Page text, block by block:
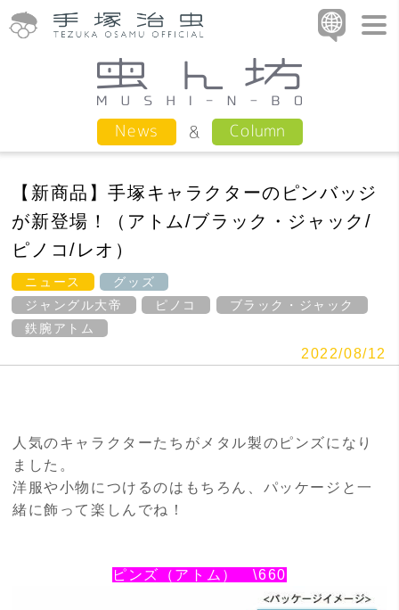
News Column
【新商品】手塚キャラクターのピンバッジ
が新登場！（アトム/ブラック・ジャック/
ピノコ/レオ）
ニュース
グッズ
ジャングル大帝
ピノコ
ブラック・ジャック
鉄腕アトム
2022/08/12
人気のキャラクターたちがメタル製のピンズになり
ました。
洋服や小物につけるのはもちろん、パッケージと一
緒に飾って楽しんでね！
ピンズ（アトム） \660